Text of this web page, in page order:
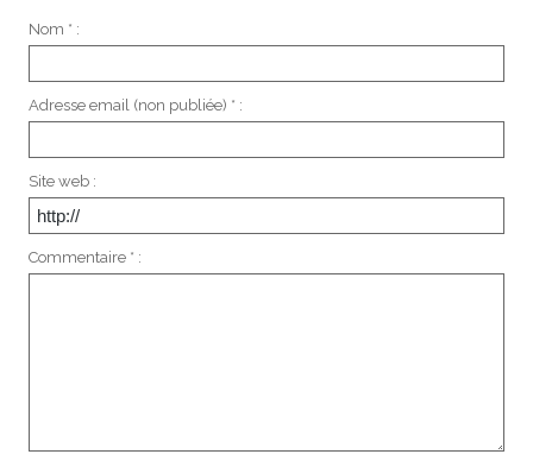
Nom * :
Adresse email (non publiée) * :
Site web :
Commentaire * :